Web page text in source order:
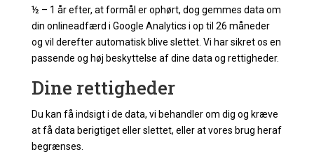
½ – 1 år efter, at formål er ophørt, dog gemmes data om
din onlineadfærd i Google Analytics i op til 26 måneder
og vil derefter automatisk blive slettet. Vi har sikret os en
passende og høj beskyttelse af dine data og rettigheder.
Dine rettigheder
Du kan få indsigt i de data, vi behandler om dig og kræve
at få data berigtiget eller slettet, eller at vores brug heraf
begrænses.